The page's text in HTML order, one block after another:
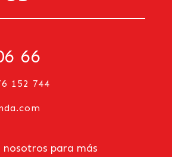
66
152 744
para más